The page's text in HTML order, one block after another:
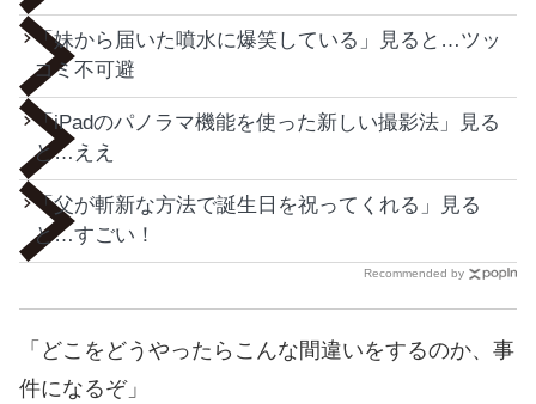
「妹から届いた噴水に爆笑している」見ると…ツッ
コミ不可避
「iPadのパノラマ機能を使った新しい撮影法」見る
と…ええ
「父が斬新な方法で誕生日を祝ってくれる」見る
と…すごい！
Recommended by
「どこをどうやったらこんな間違いをするのか、事
件になるぞ」